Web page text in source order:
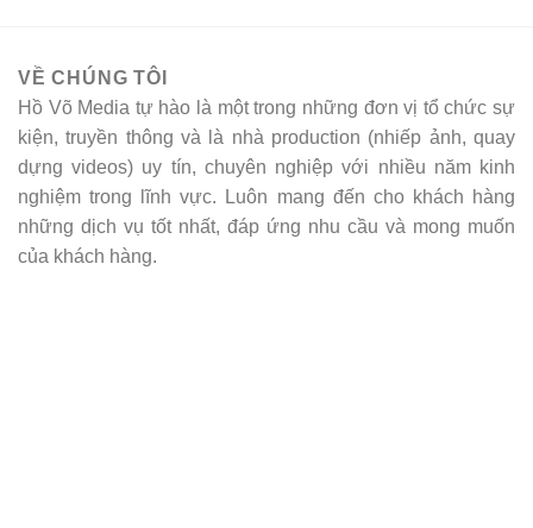
VỀ CHÚNG TÔI
Hồ Võ Media tự hào là một trong những đơn vị tổ chức sự
kiện, truyền thông và là nhà production (nhiếp ảnh, quay
dựng videos) uy tín, chuyên nghiệp với nhiều năm kinh
nghiệm trong lĩnh vực. Luôn mang đến cho khách hàng
những dịch vụ tốt nhất, đáp ứng nhu cầu và mong muốn
của khách hàng.